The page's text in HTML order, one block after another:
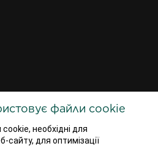
файли cookie
необхідні для
сайту, для оптимізації
НА НАС!